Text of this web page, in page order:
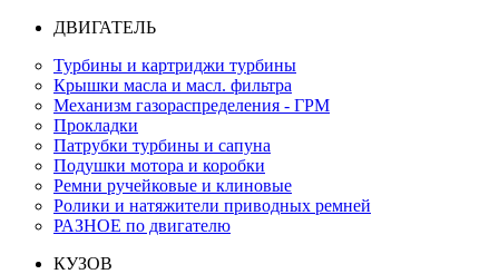
ДВИГАТЕЛЬ
Турбины и картриджи турбины
Крышки масла и масл. фильтра
Механизм газораспределения - ГРМ
Прокладки
Патрубки турбины и сапуна
Подушки мотора и коробки
Ремни ручейковые и клиновые
Ролики и натяжители приводных ремней
РАЗНОЕ по двигателю
КУЗОВ